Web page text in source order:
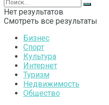
Нет результатов
Смотреть все результаты
Бизнес
Спорт
Культура
Интернет
Туризм
Недвижимость
Общество